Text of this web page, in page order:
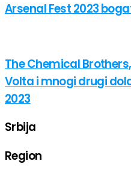
Arsenal Fest 2023
The Chemical
Volta i mnogi drugi
2023
Srbija
Region